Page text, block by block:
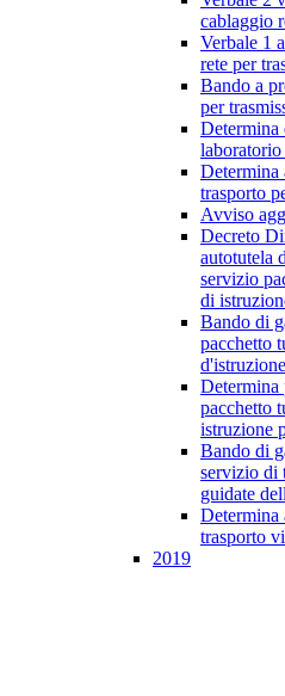
cablaggio
Verbale 1
rete per
Bando a
per
Determina
Determina
trasporto
Avviso
Decreto
autotutela
servizio
di
Bando di
pacchetto
Determina
pacchetto
istruzione
Bando di
servizio di
guidate
Determina
trasporto
2019